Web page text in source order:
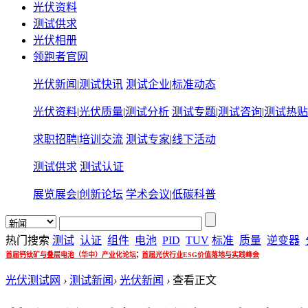
光伏资料
测试供求
光伏相册
领跑者官网
光伏新闻 |测试快讯 测试企业|标准动态
光伏资料|光伏质量|测试分析 测试专题|测试咨询|测试热贴
求职招聘|培训交流 测试专家|线下活动
测试供求 测试认证
展览展会|创新论坛 学术会议|低碳科普
热门搜索 测试 认证 组件 电池 PID TUV 标准 质量 逆变器
首届钙钛矿与叠层电池（华中）产业化论坛; 首届光伏行业ESG价值落地与实践峰会
光伏测试网 › 测试新闻 › 光伏新闻 › 查看正文